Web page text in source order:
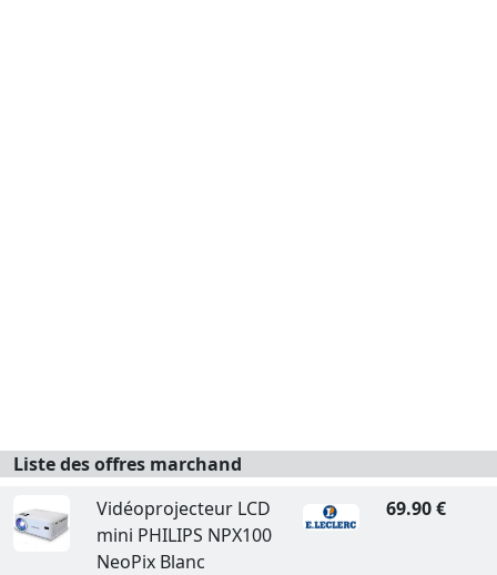
Liste des offres marchand
Vidéoprojecteur LCD
mini PHILIPS NPX100
NeoPix Blanc
69.90 €